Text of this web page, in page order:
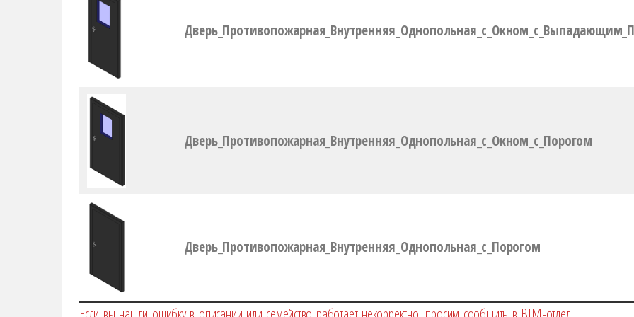
Дверь_Противопожарная_Внутренняя_Однопольная_с_Окном_с_Порогом
Дверь_Противопожарная_Внутренняя_Однопольная_с_Порогом